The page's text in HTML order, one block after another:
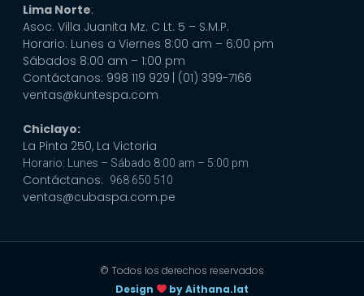
Lima Norte:
Asoc. Villa Juanita Mz. C Lt. 5 – S.M.P.
Horario: Lunes a Viernes 8:00 am – 6:00 pm
Sábados 8:00 am – 1:00 pm
Contáctanos: 998 119 929 | (01) 399-7166
ventas@kuntespa.com
Chiclayo:
La Pinta 250, La Victoria
Horario: Lunes – Sábado 8:00 am – 5:00 pm
Contáctanos: 968 650 510
ventas@cubaspa.com.pe
© Todos los derechos reservados
Design
by Aithana.lat